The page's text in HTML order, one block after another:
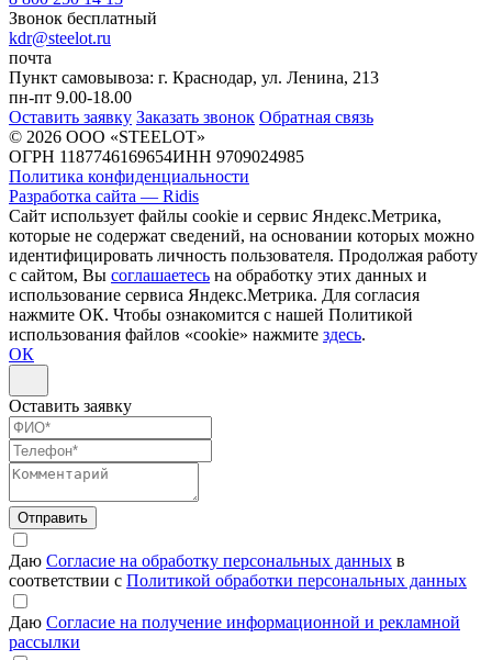
Звонок бесплатный
kdr@steelot.ru
почта
Пункт самовывоза: г. Краснодар, ул. Ленина, 213
пн-пт 9.00-18.00
Оставить заявку Заказать звонок Обратная связь
© 2026 ООО «STEELOT»
ОГРН 1187746169654ИНН 9709024985
Политика конфиденциальности
Разработка сайта — Ridis
Сайт использует файлы cookie и сервис Яндекс.Метрика,
которые не содержат сведений, на основании которых можно
идентифицировать личность пользователя. Продолжая работу
с сайтом, Вы соглашаетесь на обработку этих данных и
использование сервиса Яндекс.Метрика. Для согласия
нажмите ОК. Чтобы ознакомится с нашей Политикой
использования файлов «cookie» нажмите здесь.
ОК
Оставить заявку
Отправить
Даю Согласие на обработку персональных данных в
соответствии с Политикой обработки персональных данных
Даю Согласие на получение информационной и рекламной
рассылки